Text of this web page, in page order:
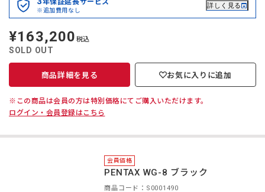
今回の抽選販売エントリー受付は終了いたしました。
の商品ページやお知らせに掲載いたします。
3年保証延長サービス
※追加費用なし
詳しく見る
定
価
¥163,200税込
SOLD OUT
※この商品は会員の方は特別価格にてご購入いただけます。